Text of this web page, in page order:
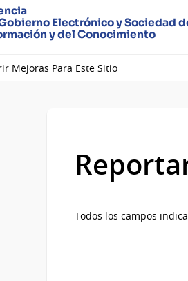
Electrónico y Sociedad
y del Conocimiento
Mejoras Para Este Sitio
Todos los campos